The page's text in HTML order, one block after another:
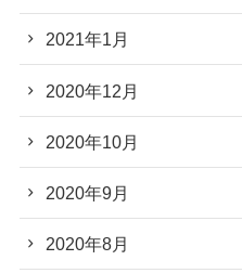
2021年1月
2020年12月
2020年10月
2020年9月
2020年8月